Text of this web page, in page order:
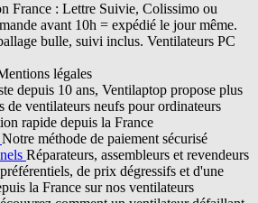
France : Lettre Suivie, Colissimo ou
avant 10h = expédié le jour même.
bulle, suivi inclus. Ventilateurs PC
légales
depuis 10 ans, Ventilaptop propose plus
de ventilateurs neufs pour ordinateurs
rapide depuis la France
Notre méthode de paiement sécurisé
Réparateurs, assembleurs et revendeurs
de prix dégressifs et d'une
la France sur nos ventilateurs